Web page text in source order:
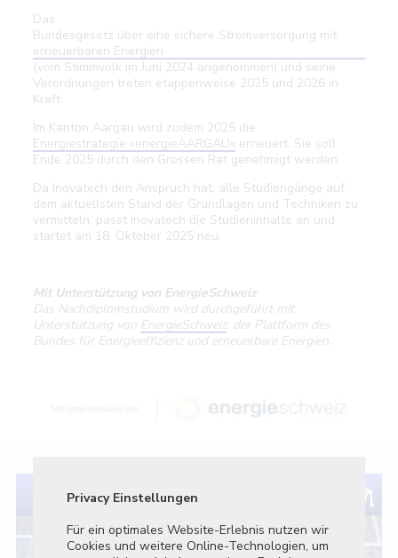
Das
Bundesgesetz über eine sichere Stromversorgung mit
erneuerbaren Energien
(vom Stimmvolk im Juni 2024 angenommen) und seine
Verordnungen treten etappenweise 2025 und 2026 in
Kraft.
Im Kanton Aargau wird zudem 2025 die
Energiestrategie «energieAARGAU» erneuert. Sie soll
Ende 2025 durch den Grossen Rat genehmigt werden.
Da Inovatech den Anspruch hat, alle Studiengänge auf
dem aktuellsten Stand der Grundlagen und Techniken zu
vermitteln, passt Inovatech die Studieninhalte an und
startet am 18. Oktober 2025 neu.
Mit Unterstützung von EnergieSchweiz
Das Nachdiplomstudium wird durchgeführt mit
Unterstützung von EnergieSchweiz, der Plattform des
Bundes für Energieeffizienz und erneuerbare Energien.
Privacy Einstellungen
Für ein optimales Website-Erlebnis nutzen wir
Cookies und weitere Online-Technologien, um